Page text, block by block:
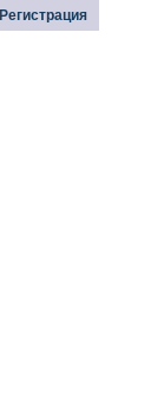
Регистрация